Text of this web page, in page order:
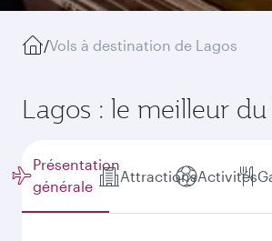
/Vols à destination de Lagos
Lagos : le meilleur
Présentation
générale
AttractionsActivités